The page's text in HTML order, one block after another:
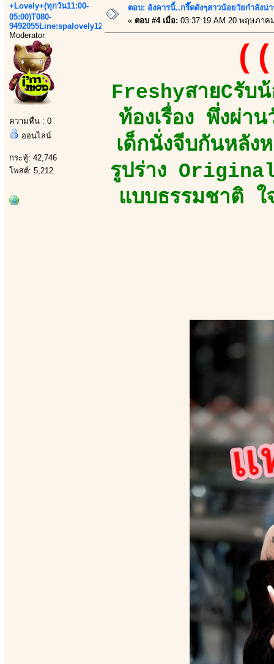
+Lovely+(ทุกวัน11:00-
05:00)T080-
9492055Line:spalovely123
Moderator
ความหื่น : 0
ออนไลน์
กระทู้: 42,746
โพสต์: 5,212
ตอบ: อังคารนี้..กรี๊ดดังๆสาวน้อยวัยกำลัง
« ตอบ #4 เมื่อ: 03:37:19 AM 20 พฤษภาค
FreshyสายCรับ
ท้องเรื่อง พึ่งผ่า
เด็กนั่งจีบกันหลัง
รูปร่าง
แบบธรรมชาติ ใ